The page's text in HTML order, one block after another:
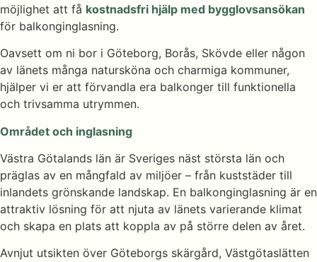
möjlighet att få kostnadsfri hjälp med bygglovsansökan
för balkonginglasning.
Oavsett om ni bor i Göteborg, Borås, Skövde eller någon
av länets många natursköna och charmiga kommuner,
hjälper vi er att förvandla era balkonger till funktionella
och trivsamma utrymmen.
Området och inglasning
Västra Götalands län är Sveriges näst största län och
präglas av en mångfald av miljöer – från kuststäder till
inlandets grönskande landskap. En balkonginglasning är en
attraktiv lösning för att njuta av länets varierande klimat
och skapa en plats att koppla av på större delen av året.
Avnjut utsikten över Göteborgs skärgård, Västgötaslätten